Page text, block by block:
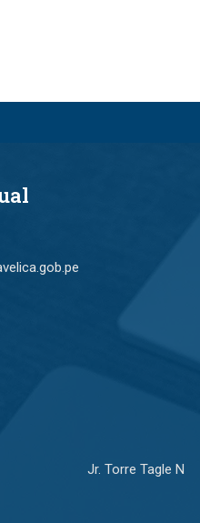
Jr. Torre Tagle N